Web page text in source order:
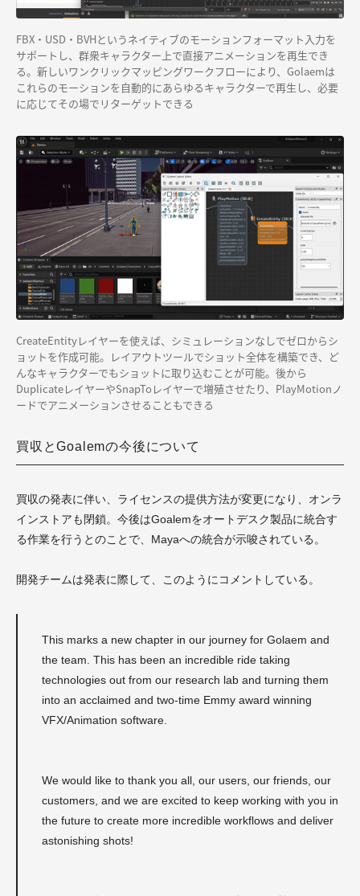
FBX・USD・BVHというネイティブのモーションフォーマット入力を
サポートし、群衆キャラクター上で直接アニメーションを再生でき
る。新しいワンクリックマッピングワークフローにより、Golaemは
これらのモーションを自動的にあらゆるキャラクターで再生し、必要
に応じてその場でリターゲットできる
CreateEntityレイヤーを使えば、シミュレーションなしでゼロからシ
ョットを作成可能。レイアウトツールでショット全体を構築でき、ど
んなキャラクターでもショットに取り込むことが可能。後から
DuplicateレイヤーやSnapToレイヤーで増殖させたり、PlayMotionノ
ードでアニメーションさせることもできる
買収とGoalemの今後について
買収の発表に伴い、ライセンスの提供方法が変更になり、オンラ
インストアも閉鎖。今後はGoalemをオートデスク製品に統合す
る作業を行うとのことで、Mayaへの統合が示唆されている。
開発チームは発表に際して、このようにコメントしている。
This marks a new chapter in our journey for Golaem and
the team. This has been an incredible ride taking
technologies out from our research lab and turning them
into an acclaimed and two-time Emmy award winning
VFX/Animation software.
We would like to thank you all, our users, our friends, our
customers, and we are excited to keep working with you in
the future to create more incredible workflows and deliver
astonishing shots!